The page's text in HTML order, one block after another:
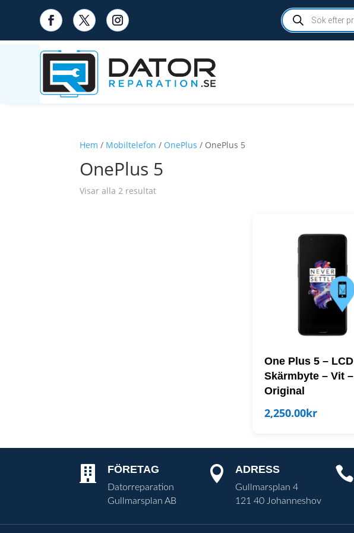
Products
search
Hem / Mobiltelefon / OnePlus / OnePlus 5
OnePlus 5
Visar alla 2 resultat
One Plus 5 – LCD
Skärmbyte – Vit –
Original
2,250.00kr
 FÖRETAG
Datorreparation
Gullmarsplan AB
 ADRESS
Gullmarsplan 4
121 40 Johanneshov
